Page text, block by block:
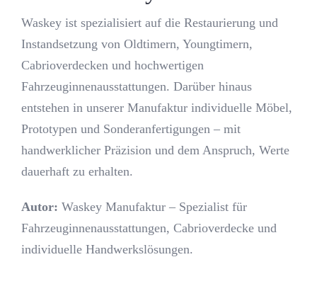
Waskey ist spezialisiert auf die Restaurierung und
Instandsetzung von Oldtimern, Youngtimern,
Cabrioverdecken und hochwertigen
Fahrzeuginnenausstattungen. Darüber hinaus
entstehen in unserer Manufaktur individuelle Möbel,
Prototypen und Sonderanfertigungen – mit
handwerklicher Präzision und dem Anspruch, Werte
dauerhaft zu erhalten.
Autor: Waskey Manufaktur – Spezialist für
Fahrzeuginnenausstattungen, Cabrioverdecke und
individuelle Handwerkslösungen.